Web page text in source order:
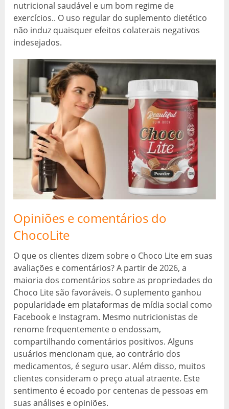
nutricional saudável e um bom regime de
exercícios.. O uso regular do suplemento dietético
não induz quaisquer efeitos colaterais negativos
indesejados.
Opiniões e comentários do
ChocoLite
O que os clientes dizem sobre o Choco Lite em suas
avaliações e comentários? A partir de 2026, a
maioria dos comentários sobre as propriedades do
Choco Lite são favoráveis. O suplemento ganhou
popularidade em plataformas de mídia social como
Facebook e Instagram. Mesmo nutricionistas de
renome frequentemente o endossam,
compartilhando comentários positivos. Alguns
usuários mencionam que, ao contrário dos
medicamentos, é seguro usar. Além disso, muitos
clientes consideram o preço atual atraente. Este
sentimento é ecoado por centenas de pessoas em
suas análises e opiniões.